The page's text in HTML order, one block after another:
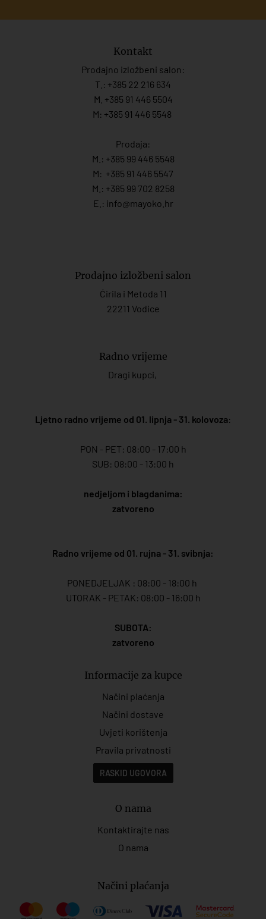
Kontakt
Prodajno izložbeni salon:
T.: +385 22 216 634
M. +385 91 446 5504
M: +385 91 446 5548
Prodaja:
M.: +385 99 446 5548
M: +385 91 446 5547
M.: +385 99 702 8258
E.: info@mayoko. hr
Prodajno izložbeni salon
Ćirila i Metoda 11
22211 Vodice
Radno vrijeme
Dragi kupci,
Ljetno radno vrijeme od 01. lipnja - 31. kolovoza:
PON - PET: 08:00 - 17:00 h
SUB: 08:00 - 13:00 h
nedjeljom i blagdanima:
zatvoreno
Radno vrijeme od 01. rujna - 31. svibnja:
PONEDJELJAK : 08:00 - 18:00 h
UTORAK - PETAK: 08:00 - 16:00 h
SUBOTA:
zatvoreno
Informacije za kupce
Načini plaćanja
Načini dostave
Uvjeti korištenja
Pravila privatnosti
RASKID UGOVORA
O nama
Kontaktirajte nas
O nama
Načini plaćanja